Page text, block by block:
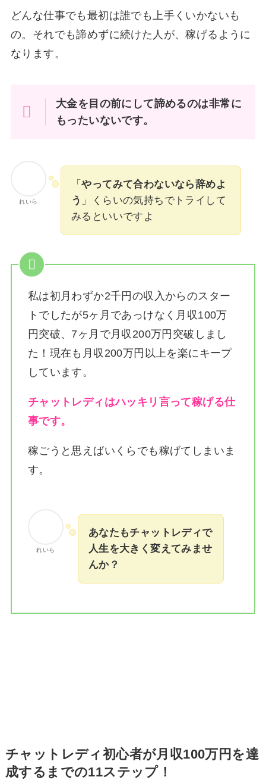
どんな仕事でも最初は誰でも上手くいかないも
の。それでも諦めずに続けた人が、稼げるように
なります。
大金を目の前にして諦めるのは非常に
もったいないです。
れいら
「やってみて合わないなら辞めよ
う 」くらいの気持ちでトライして
みるといいですよ
私は初月わずか2千円の収入からのスター
トでしたが5ヶ月であっけなく月収100万
円突破、7ヶ月で月収200万円突破しまし
た！ 現在も月収200万円以上を楽にキープ
しています。
チャットレディはハッキリ言って稼げる仕
事です。
稼ごうと思えばいくらでも稼げてしまいま
す。
れいら
あなたもチャットレディで
人生を大きく変えてみませ
んか？
チャットレディ初心者が月収100万円を達
成するまでの11ステップ！